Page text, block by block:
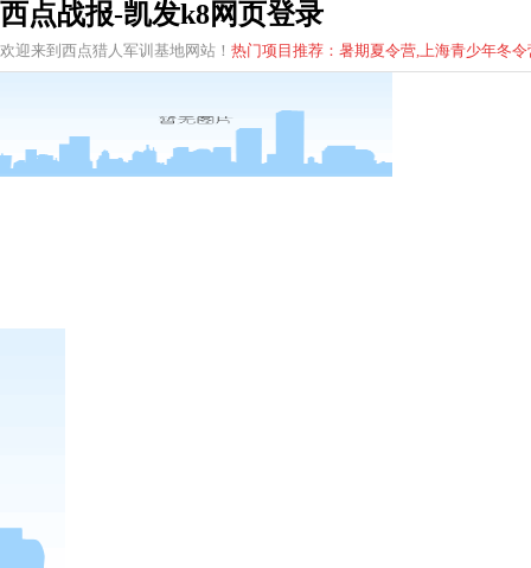
西点战报-凯发k8网页登录
欢迎来到西点猎人军训基地网站！ 热门项目推荐：暑期夏令营,上海青少年冬令